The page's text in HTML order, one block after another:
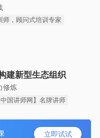
师，顾问式培训专家
建新型生态组织
修炼
国讲师网】名牌讲师
立即试试